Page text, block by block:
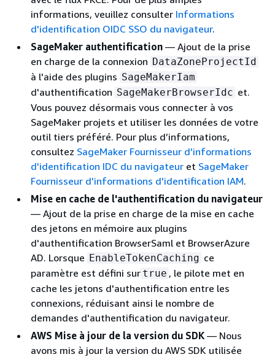
informations, veuillez consulter Informations
d'identification OIDC SSO du navigateur.
SageMaker authentification — Ajout de la prise
en charge de la connexion DataZoneProjectId
à l'aide des plugins SageMakerIam
d'authentification SageMakerBrowserIdc et.
Vous pouvez désormais vous connecter à vos
SageMaker projets et utiliser les données de votre
outil tiers préféré. Pour plus d’informations,
consultez SageMaker Fournisseur d'informations
d'identification IDC du navigateur et SageMaker
Fournisseur d'informations d'identification IAM.
Mise en cache de l'authentification du navigateur
— Ajout de la prise en charge de la mise en cache
des jetons en mémoire aux plugins
d'authentification BrowserSaml et BrowserAzure
AD. Lorsque EnableTokenCaching ce
paramètre est défini sur true , le pilote met en
cache les jetons d'authentification entre les
connexions, réduisant ainsi le nombre de
demandes d'authentification du navigateur.
AWS Mise à jour de la version du SDK — Nous
avons mis à jour la version du AWS SDK utilisée